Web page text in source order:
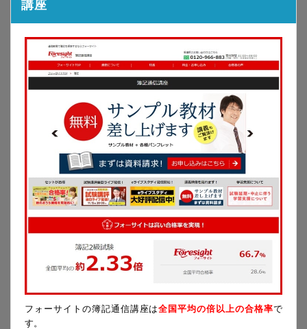
講座
フォーサイトの簿記通信講座は全国平均の倍以上の合格率で
す。